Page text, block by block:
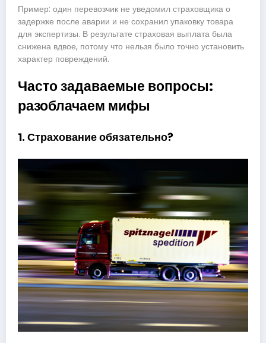
Пример: один перевозчик не уведомил страховщика о
задержке после аварии и не сохранил упаковку товара
для экспертизы. В результате страховая выплата была
снижена вдвое, потому что нельзя было точно установить
характер повреждений.
Часто задаваемые вопросы:
разоблачаем мифы
1. Страхование обязательно?